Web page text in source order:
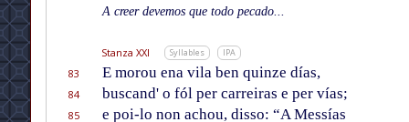
A creer devemos que todo pecado...
Stanza XXI Syllables IPA
83 E morou ena vila ben quinze días,
84
buscand' o fól per carreiras e per vías;
85
e poi-lo non achou, disso: “A Messías